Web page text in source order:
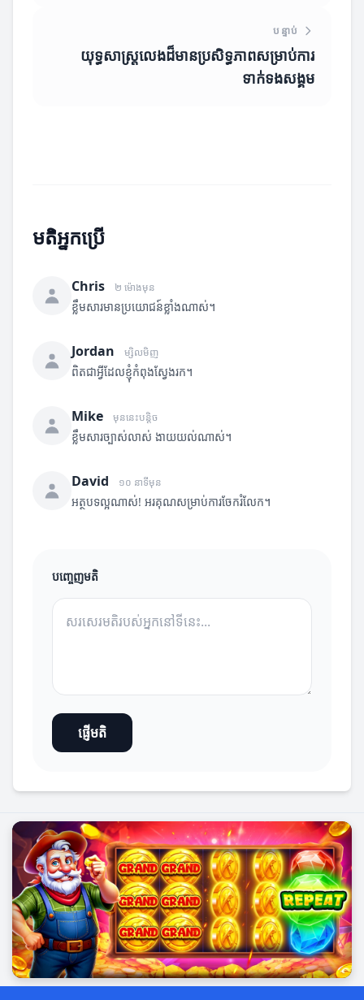
បន្ទាប់
យុទ្ធសាស្ត្រលេងដ៏មានប្រសិទ្ធភាពសម្រាប់ការ
ទាក់ទងសង្គម
មតិអ្នកប្រើ
Chris ២ ម៉ោងមុន
ខ្លឹមសារមានប្រយោជន៍ខ្លាំងណាស់។
Jordan ម្សិលមិញ
ពិតជាអ្វីដែលខ្ញុំកំពុងស្វែងរក។
Mike មុននេះបន្តិច
ខ្លឹមសារច្បាស់លាស់ ងាយយល់ណាស់។
David ១០ នាទីមុន
អត្ថបទល្អណាស់! អរគុណសម្រាប់ការចែករំលែក។
បញ្ចេញមតិ
ផ្ញើមតិ